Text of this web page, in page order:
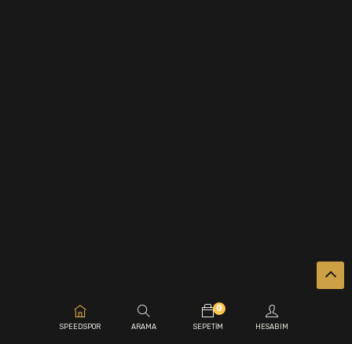
SPEEDSPOR ARAMA
0
SEPETIM HESABIM